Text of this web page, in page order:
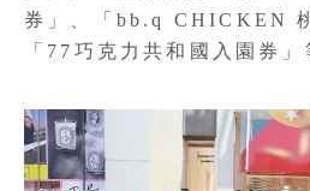
券」、「bb.q CHICKEN
「77巧克力共和國入園券」